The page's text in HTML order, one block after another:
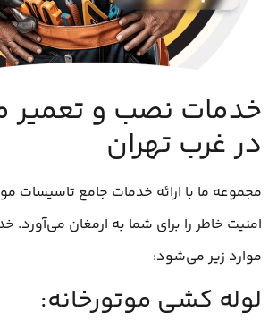
خدمات نصب و تعمیر
در غرب تهران
مجموعه ما با ارائه خدمات جامع تاسیسات
امنیت خاطر را برای شما به ارمغان می‌آورد.
موارد زیر می‌شود:
لوله کشی موتورخانه: